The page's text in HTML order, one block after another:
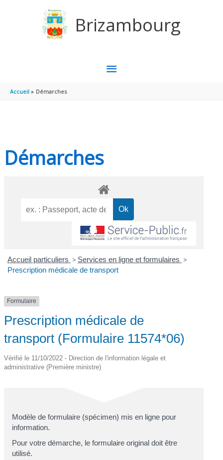
Brizambourg
MENU
Accueil Démarches
Démarches
Accueil particuliers > Services en ligne et formulaires >
Prescription médicale de transport
Formulaire
Prescription médicale de
transport (Formulaire 11574*06)
Vérifié le 11/10/2022 - Direction de l'information légale et
administrative (Première ministre)
Modèle de formulaire (spécimen) mis en ligne pour
information.
Pour votre démarche, le formulaire original doit être
utilisé.